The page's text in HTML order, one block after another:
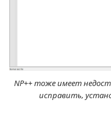
NP++ тоже имеет
исправить,